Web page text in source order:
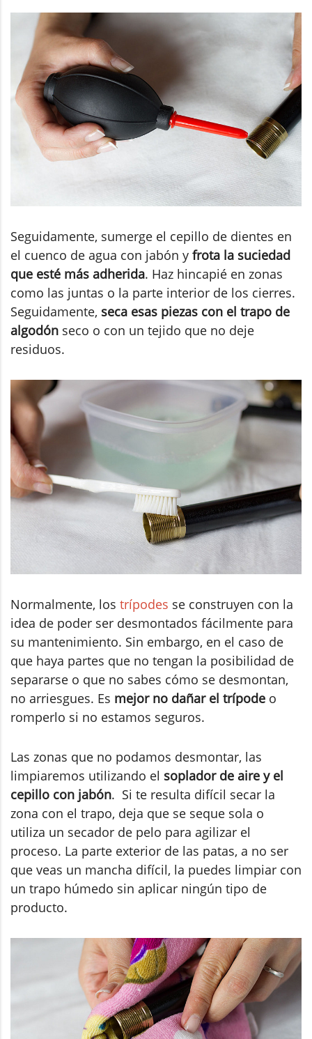
Seguidamente, sumerge el cepillo de dientes en
el cuenco de agua con jabón y frota la suciedad
que esté más adherida. Haz hincapié en zonas
como las juntas o la parte interior de los cierres.
Seguidamente, seca esas piezas con el trapo de
algodón seco o con un tejido que no deje
residuos.
Normalmente, los trípodes se construyen con la
idea de poder ser desmontados fácilmente para
su mantenimiento. Sin embargo, en el caso de
que haya partes que no tengan la posibilidad de
separarse o que no sabes cómo se desmontan,
no arriesgues. Es mejor no dañar el trípode o
romperlo si no estamos seguros.
Las zonas que no podamos desmontar, las
limpiaremos utilizando el soplador de aire y el
cepillo con jabón. Si te resulta difícil secar la
zona con el trapo, deja que se seque sola o
utiliza un secador de pelo para agilizar el
proceso. La parte exterior de las patas, a no ser
que veas un mancha difícil, la puedes limpiar con
un trapo húmedo sin aplicar ningún tipo de
producto.